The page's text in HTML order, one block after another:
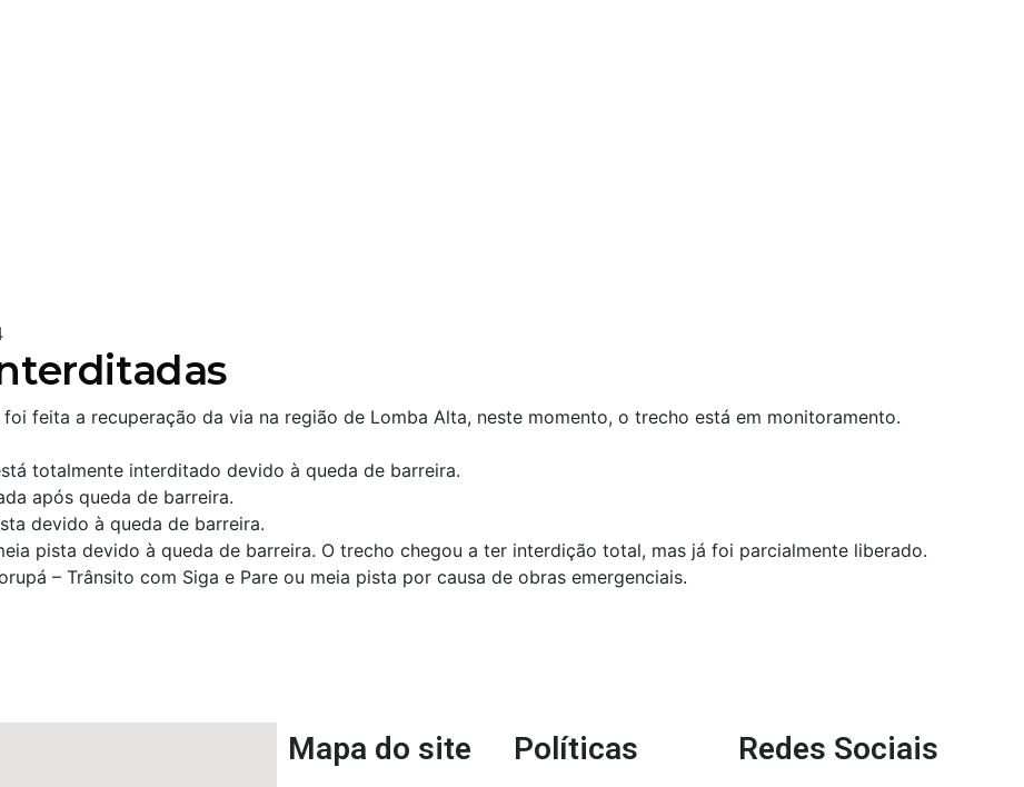
feita a recuperação da via na região de Lomba Alta, neste momento, o trecho está em monitoramento.
totalmente interditado devido à queda de barreira.
após queda de barreira.
devido à queda de barreira.
pista devido à queda de barreira. O trecho chegou a ter interdição total, mas já foi parcialmente liberado.
– Trânsito com Siga e Pare ou meia pista por causa de obras emergenciais.
Mapa do site Políticas Redes Sociais